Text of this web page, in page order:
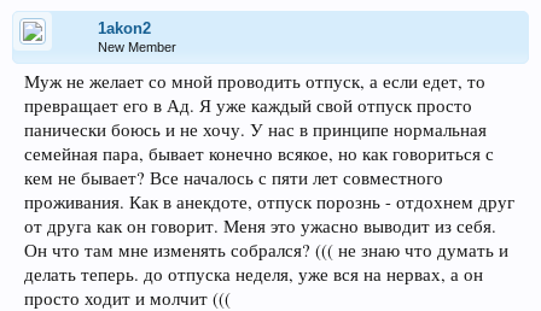
1akon2
New Member
Муж не желает со мной проводить отпуск, а если едет, то
превращает его в Ад. Я уже каждый свой отпуск просто
панически боюсь и не хочу. У нас в принципе нормальная
семейная пара, бывает конечно всякое, но как говориться с
кем не бывает? Все началось с пяти лет совместного
проживания. Как в анекдоте, отпуск порознь - отдохнем друг
от друга как он говорит. Меня это ужасно выводит из себя.
Он что там мне изменять собрался? ((( не знаю что думать и
делать теперь. до отпуска неделя, уже вся на нервах, а он
просто ходит и молчит (((